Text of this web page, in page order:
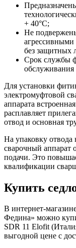
+ 40°С;
Не
агрессивными
без защитных
Срок службы
Для установки
электромуфтовой
аппарата
расплавляет
отвод и основная
На упаковку
сварочный аппарат
подачи. Это
квалификации
Купить
В интернет-
Федина» можно
SDR 11 Elofit
выгодной цене с